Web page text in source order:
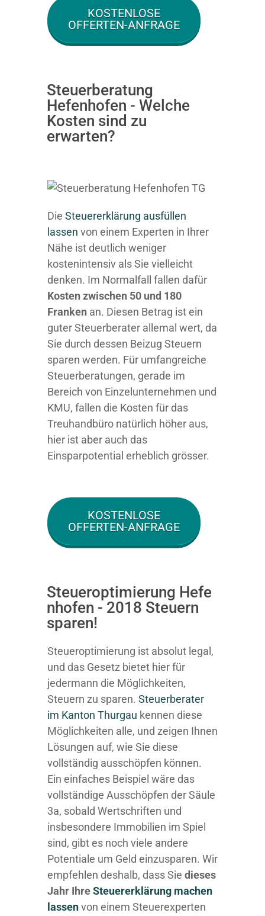
KOSTENLOSE
OFFERTEN-ANFRAGE
Steuerberatung
Hefenhofen - Welche
Kosten sind zu
erwarten?
Die Steuererklärung ausfüllen
lassen von einem Experten in Ihrer
Nähe ist deutlich weniger
kostenintensiv als Sie vielleicht
denken. Im Normalfall fallen dafür
Kosten zwischen 50 und 180
Franken an. Diesen Betrag ist ein
guter Steuerberater allemal wert, da
Sie durch dessen Beizug Steuern
sparen werden. Für umfangreiche
Steuerberatungen, gerade im
Bereich von Einzelunternehmen und
KMU, fallen die Kosten für das
Treuhandbüro natürlich höher aus,
hier ist aber auch das
Einsparpotential erheblich grösser.
KOSTENLOSE
OFFERTEN-ANFRAGE
Steueroptimierung Hefe
nhofen - 2018 Steuern
sparen!
Steueroptimierung ist absolut legal,
und das Gesetz bietet hier für
jedermann die Möglichkeiten,
Steuern zu sparen. Steuerberater
im K anton Thurgau kennen diese
Möglichkeiten alle, und zeigen Ihnen
Lösungen auf, wie Sie diese
vollständig ausschöpfen können.
Ein einfaches Beispiel wäre das
vollständige Ausschöpfen der Säule
3a, sobald Wertschriften und
insbesondere Immobilien im Spiel
sind, gibt es noch viele andere
Potentiale um Geld einzusparen. Wir
empfehlen deshalb, dass Sie dieses
Jahr IhreSteuererklärung machen
lassenvon einem Steuerexperten